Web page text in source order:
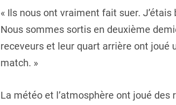
« Ils nous ont vraiment fait suer.
Nous sommes sortis en deuxième
receveurs et leur quart arrière ont joué
match. »
La météo et l’atmosphère ont joué